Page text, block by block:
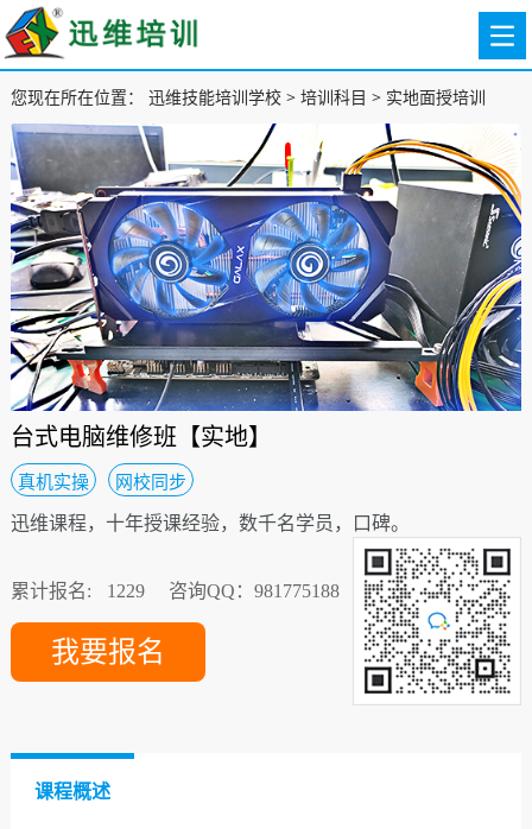
您现在所在位置： 迅维技能培训学校> 培训科目 > 实地面授培训
台式电脑维修班【实地】
真机实操 网校同步
迅维课程，十年授课经验，数千名学员，口碑。
累计报名: 1229 咨询QQ：981775188
我要报名
课程概述